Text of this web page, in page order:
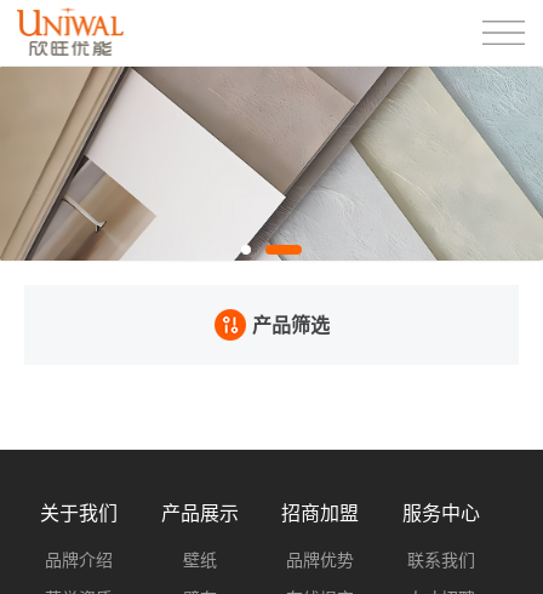
产品筛选
关于我们
品牌介绍
产品展示
壁纸
招商加盟
品牌优势
服务中心
联系我们